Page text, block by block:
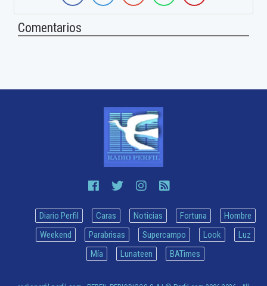
Comentarios
Diario Perfil Caras Noticias Fortuna
Hombre
Weekend
Parabrisas Supercampo Look
Luz
Mía
Lunateen BATimes